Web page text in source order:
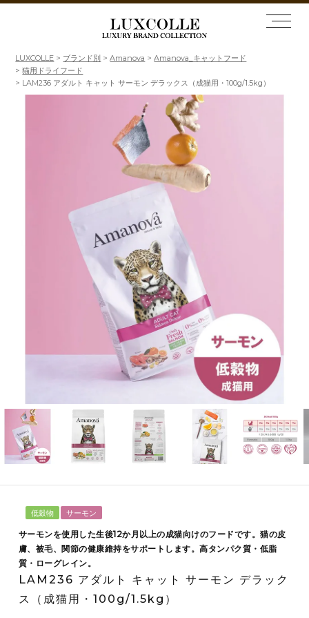
LUXCOLLE ブランド別 Amanova
Amanova_キャットフード
猫用ドライフード
LAM236 アダルト キャット サーモン デラックス（成猫用・100g/1.5kg）
低穀物 サーモン
サーモンを使用した生後12か月以上の成猫向けのフードです。猫の皮
膚、被毛、関節の健康維持をサポートします。高タンパク質・低脂
質・ローグレイン。
LAM236 アダルト キャット サーモン デラック
ス（成猫用・100g/1.5kg）